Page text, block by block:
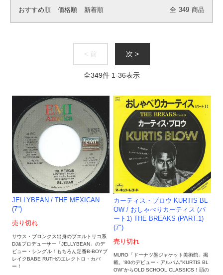
おすすめ順 価格順 新着順 全 349 商品
< 前 次 >
全349件 1-36表示
JELLYBEAN / THE MEXICAN
(7")
売り切れ
サウス・ブロンクス出身のプエルトリコ系
DJ&プロデューサー「JELLYBEAN」のデ
ビュー・シングル！もちろん定番B-BOYブ
レイクBABE RUTHのエレクトロ・カバ
ー！
カーティス・ブロウ KURTIS BL
OW / おしゃべりカーティス (パ
ート1) THE BREAKS (PART.1)
(7")
売り切れ
MURO「ドーナツ盤ジャケット美術館」掲
載。'80のデビュー・アルバム"KURTIS BL
OW"からOLD SCHOOL CLASSICS！頭の